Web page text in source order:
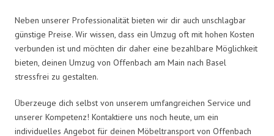
Neben unserer Professionalität bieten wir dir auch unschlagbar
günstige Preise. Wir wissen, dass ein Umzug oft mit hohen Kosten
verbunden ist und möchten dir daher eine bezahlbare Möglichkeit
bieten, deinen Umzug von Offenbach am Main nach Basel
stressfrei zu gestalten.
Überzeuge dich selbst von unserem umfangreichen Service und
unserer Kompetenz! Kontaktiere uns noch heute, um ein
individuelles Angebot für deinen Möbeltransport von Offenbach